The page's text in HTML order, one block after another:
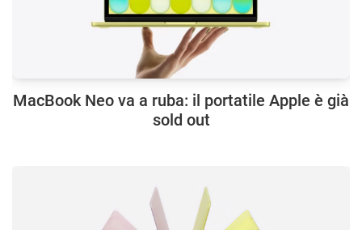
MacBook Neo va a ruba: il portatile Apple è già
sold out